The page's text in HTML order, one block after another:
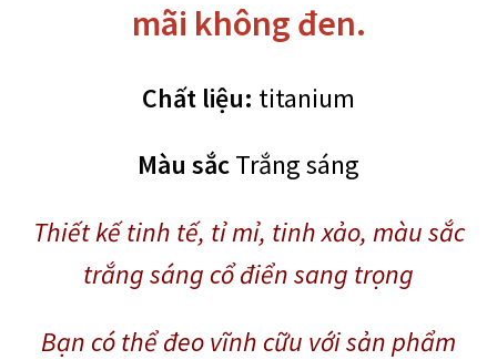
mãi không đen.
Chất liệu: titanium
Màu sắcTrắng sáng
Thiết kế tinh tế, tỉ mỉ, tinh xảo, màu sắc
trắng sáng cổ điển sang trọng
Bạn có thể đeo vĩnh cữu với sản phẩm